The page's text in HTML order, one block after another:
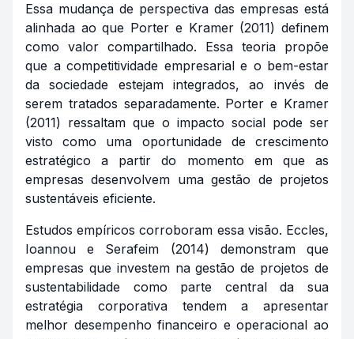
Essa mudança de perspectiva das empresas está
alinhada ao que Porter e Kramer (2011) definem
como valor compartilhado. Essa teoria propõe
que a competitividade empresarial e o bem-estar
da sociedade estejam integrados, ao invés de
serem tratados separadamente. Porter e Kramer
(2011) ressaltam que o impacto social pode ser
visto como uma oportunidade de crescimento
estratégico a partir do momento em que as
empresas desenvolvem uma gestão de projetos
sustentáveis eficiente.
Estudos empíricos corroboram essa visão. Eccles,
Ioannou e Serafeim (2014) demonstram que
empresas que investem na gestão de projetos de
sustentabilidade como parte central da sua
estratégia corporativa tendem a apresentar
melhor desempenho financeiro e operacional ao